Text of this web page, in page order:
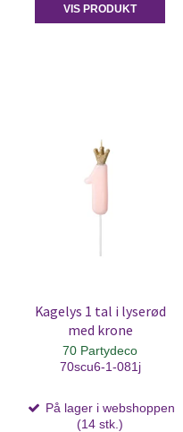
VIS PRODUKT
Kagelys 1 tal i lyserød
med krone
70 Partydeco
70scu6-1-081j
På lager i webshoppen
(14 stk.)